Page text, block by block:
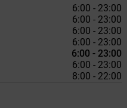
6:00 - 23:00
6:00 - 23:00
6:00 - 23:00
6:00 - 23:00
6:00 - 23:00
6:00 - 23:00
8:00 - 22:00